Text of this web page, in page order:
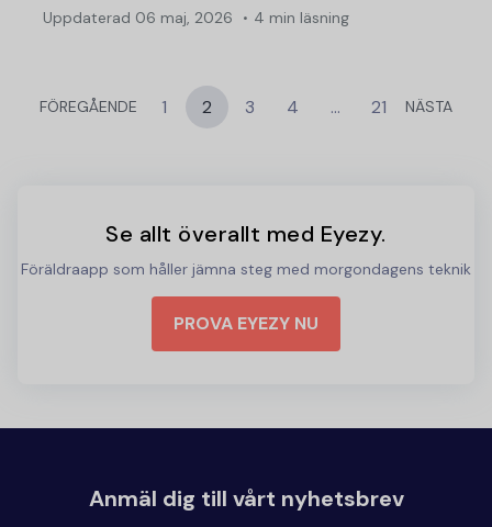
Uppdaterad 06 maj, 2026 4 min läsning
FÖREGÅENDE 1 2 3 4 … 21 NÄSTA
Se allt överallt med Eyezy.
Föräldraapp som håller jämna steg med morgondagens teknik
PROVA EYEZY NU
Anmäl dig till vårt nyhetsbrev